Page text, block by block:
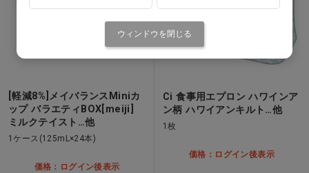
[軽減8%]メイバランスMiniカ
ップ バラエティBOX[meiji]
ミルクテイスト…他
1ケース(125mL×24本)
価格：ログイン後表示
Ci 食事用エプロン ハワインア
ン柄 ハワイアンキルト…他
1枚
価格：ログイン後表示
ウィンドウを閉じる